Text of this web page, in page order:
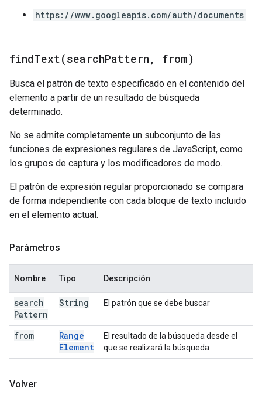
https://www.googleapis.com/auth/documents
findText(searchPattern , from)
Busca el patrón de texto especificado en el contenido del
elemento a partir de un resultado de búsqueda
determinado.
No se admite completamente un subconjunto de las
funciones de expresiones regulares de JavaScript, como
los grupos de captura y los modificadores de modo.
El patrón de expresión regular proporcionado se compara
de forma independiente con cada bloque de texto incluido
en el elemento actual.
Parámetros
Nombre Tipo Descripción
search
Pattern
String El patrón que se debe buscar
from
Range
Element
El resultado de la búsqueda desde el
que se realizará la búsqueda
Volver